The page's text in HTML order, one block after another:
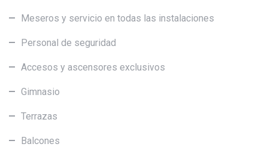
Meseros y servicio en todas las instalaciones
Personal de seguridad
Accesos y ascensores exclusivos
Gimnasio
Terrazas
Balcones